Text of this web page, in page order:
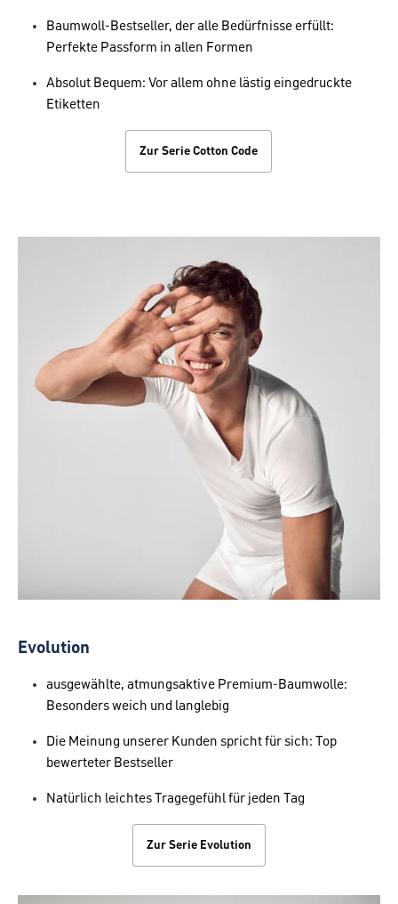
Baumwoll-Bestseller, der alle Bedürfnisse erfüllt:
Perfekte Passform in allen Formen
Absolut Bequem: Vor allem ohne lästig eingedruckte
Etiketten
Zur Serie Cotton Code
Evolution
ausgewählte, atmungsaktive Premium-Baumwolle:
Besonders weich und langlebig
Die Meinung unserer Kunden spricht für sich: Top
bewerteter Bestseller
Natürlich leichtes Tragegefühl für jeden Tag
Zur Serie Evolution